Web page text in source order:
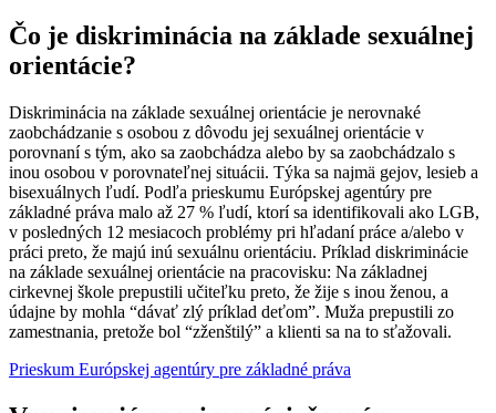
Čo je diskriminácia na základe sexuálnej
orientácie?
Diskriminácia na základe sexuálnej orientácie je nerovnaké
zaobchádzanie s osobou z dôvodu jej sexuálnej orientácie v
porovnaní s tým, ako sa zaobchádza alebo by sa zaobchádzalo s
inou osobou v porovnateľnej situácii. Týka sa najmä gejov, lesieb a
bisexuálnych ľudí. Podľa prieskumu Európskej agentúry pre
základné práva malo až 27 % ľudí, ktorí sa identifikovali ako LGB,
v posledných 12 mesiacoch problémy pri hľadaní práce a/alebo v
práci preto, že majú inú sexuálnu orientáciu. Príklad diskriminácie
na základe sexuálnej orientácie na pracovisku: Na základnej
cirkevnej škole prepustili učiteľku preto, že žije s inou ženou, a
údajne by mohla “dávať zlý príklad deťom”. Muža prepustili zo
zamestnania, pretože bol “zženštilý” a klienti sa na to sťažovali.
Prieskum Európskej agentúry pre základné práva